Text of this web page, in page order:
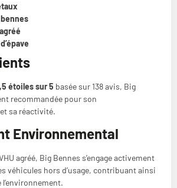
étoiles sur 5 basée sur 138 avis, Big
recommandée pour son
sa réactivité.
Environnemental
agréé, Big Bennes s’engage activement
véhicules hors d’usage, contribuant ainsi